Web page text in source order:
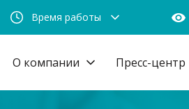
Время работы
О компании Пресс-центр